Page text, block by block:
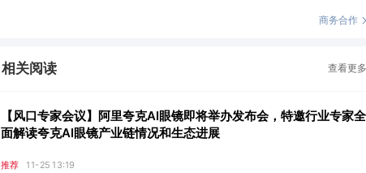
商务合作
相关阅读 查看更多
【风口专家会议】阿里夸克AI眼镜即将举办发布会，特邀行业专家全
面解读夸克AI眼镜产业链情况和生态进展
推荐 11-25 13:19